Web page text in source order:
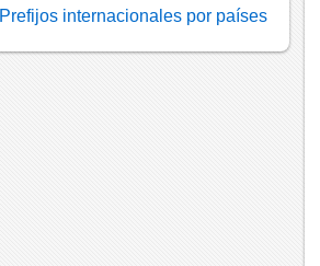
Prefijos internacionales por países